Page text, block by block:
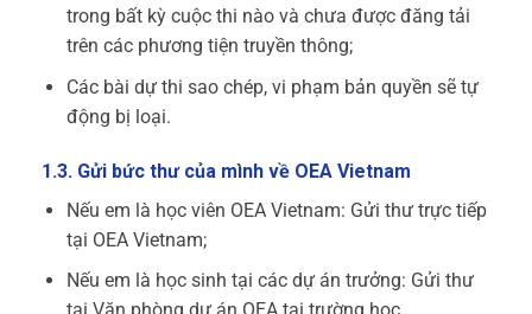
trong bất kỳ cuộc thi nào và chưa được đăng tải
trên các phương tiện truyền thông;
Các bài dự thi sao chép, vi phạm bản quyền sẽ tự
động bị loại.
1.3. Gửi bức thư của mình về OEA Vietnam
Nếu em là học viên OEA Vietnam: Gửi thư trực tiếp
tại OEA Vietnam;
Nếu em là học sinh tại các dự án trưởng: Gửi thư